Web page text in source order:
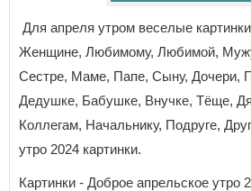
Для апреля утром веселые
Женщине, Любимому, Любимой,
Сестре, Маме, Папе, Сыну, Дочери,
Дедушке, Бабушке, Внучке, Тёще,
Коллегам, Начальнику, Подруге,
утро 2024 картинки.
Картинки - Доброе апрельское утро